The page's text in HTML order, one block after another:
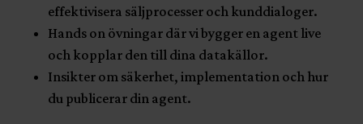
effektivisera säljprocesser och kunddialoger.
Hands on övningar där vi bygger en agent live
och kopplar den till dina datakällor.
Insikter om säkerhet, implementation och hur
du publicerar din agent.